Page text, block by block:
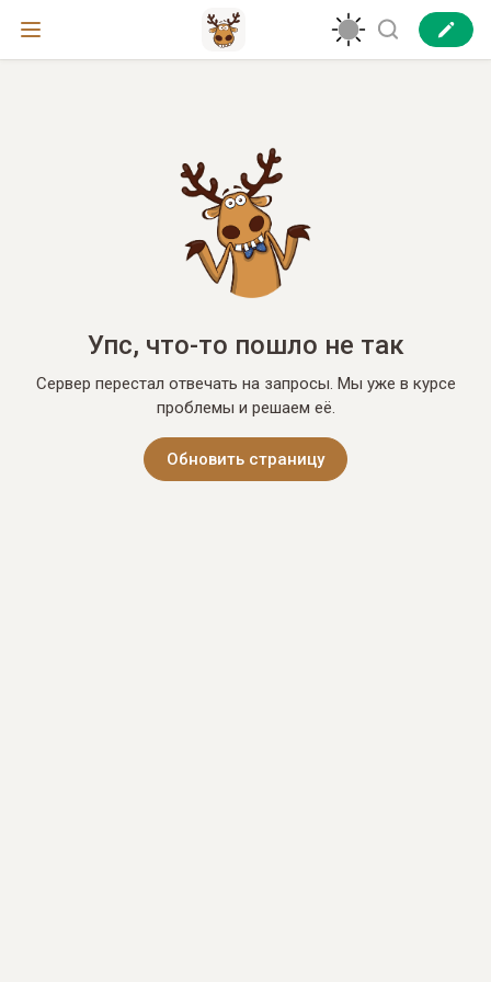
Упс, что-то пошло не так
Сервер перестал отвечать на запросы. Мы уже в курсе
проблемы и решаем её.
Обновить страницу